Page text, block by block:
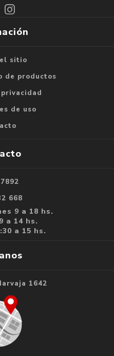
sitio
de productos
de uso
668
9 a 18 hs.
a 14 hs.
a 15 hs.
1642